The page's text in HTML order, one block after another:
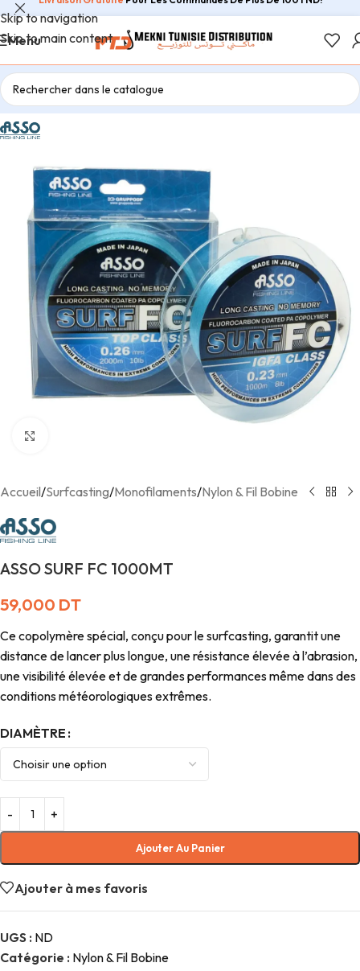
Skip to navigation
Skip to main content
Menu
Accueil/Surfcasting/Monofilaments/Nylon & Fil Bobine
ASSO SURF FC 1000MT
59,000 DT
Ce copolymère spécial, conçu pour le surfcasting, garantit une
distance de lancer plus longue, une résistance élevée à l’abrasion,
une visibilité élevée et de grandes performances même dans des
conditions météorologiques extrêmes.
DIAMÈTRE
Ajouter Au Panier
Ajouter à mes favoris
UGS : ND
Catégorie : Nylon & Fil Bobine